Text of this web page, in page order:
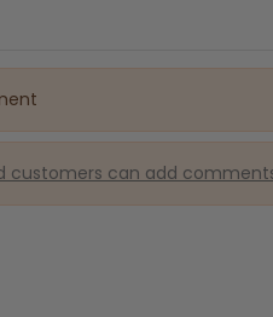
customers can add